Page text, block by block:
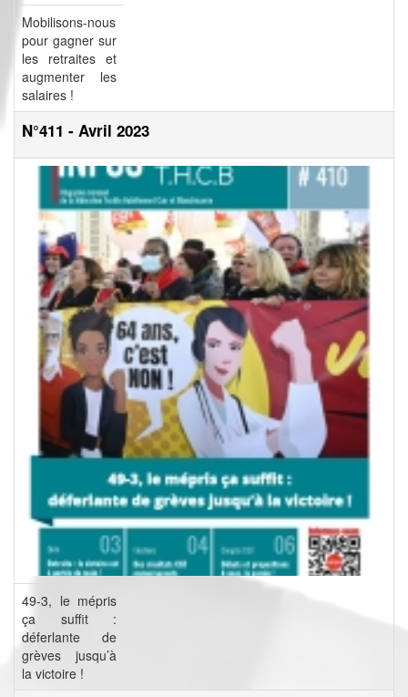
Mobilisons-nous
pour gagner sur
les retraites et
augmenter les
salaires !
N°411 - Avril 2023
49-3, le mépris
ça suffit :
déferlante de
grèves jusqu’à
la victoire !